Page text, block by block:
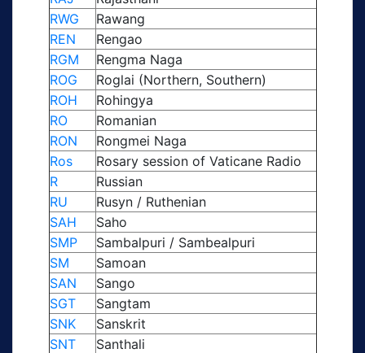
RWG
Rawang
REN
Rengao
RGM
Rengma Naga
ROG
Roglai (Northern, Southern)
ROH
Rohingya
RO
Romanian
RON
Rongmei Naga
Ros
Rosary session of Vaticane Radio
R
Russian
RU
Rusyn / Ruthenian
SAH
Saho
SMP
Sambalpuri / Sambealpuri
SM
Samoan
SAN
Sango
SGT
Sangtam
SNK
Sanskrit
SNT
Santhali